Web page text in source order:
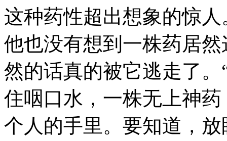
这种药性超出想象的惊
他也没有想到一株药居
然的话真的被它逃走了
住咽口水，一株无上神
个人的手里。要知道，